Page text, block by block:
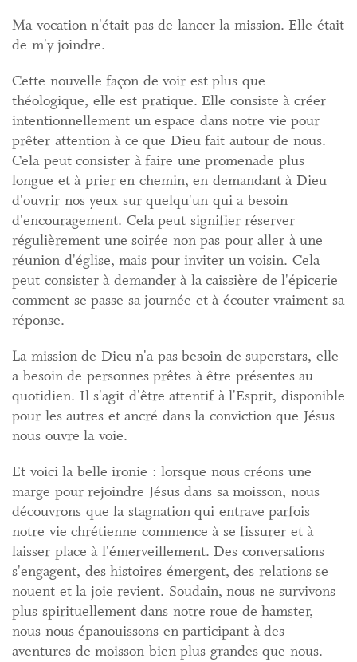
Ma vocation n'était pas de lancer la mission. Elle était
de m'y joindre.
Cette nouvelle façon de voir est plus que
théologique, elle est pratique. Elle consiste à créer
intentionnellement un espace dans notre vie pour
prêter attention à ce que Dieu fait autour de nous.
Cela peut consister à faire une promenade plus
longue et à prier en chemin, en demandant à Dieu
d'ouvrir nos yeux sur quelqu'un qui a besoin
d'encouragement. Cela peut signifier réserver
régulièrement une soirée non pas pour aller à une
réunion d'église, mais pour inviter un voisin. Cela
peut consister à demander à la caissière de l'épicerie
comment se passe sa journée et à écouter vraiment sa
réponse.
La mission de Dieu n'a pas besoin de superstars, elle
a besoin de personnes prêtes à être présentes au
quotidien. Il s'agit d'être attentif à l'Esprit, disponible
pour les autres et ancré dans la conviction que Jésus
nous ouvre la voie.
Et voici la belle ironie : lorsque nous créons une
marge pour rejoindre Jésus dans sa moisson, nous
découvrons que la stagnation qui entrave parfois
notre vie chrétienne commence à se fissurer et à
laisser place à l'émerveillement. Des conversations
s'engagent, des histoires émergent, des relations se
nouent et la joie revient. Soudain, nous ne survivons
plus spirituellement dans notre roue de hamster,
nous nous épanouissons en participant à des
aventures de moisson bien plus grandes que nous.